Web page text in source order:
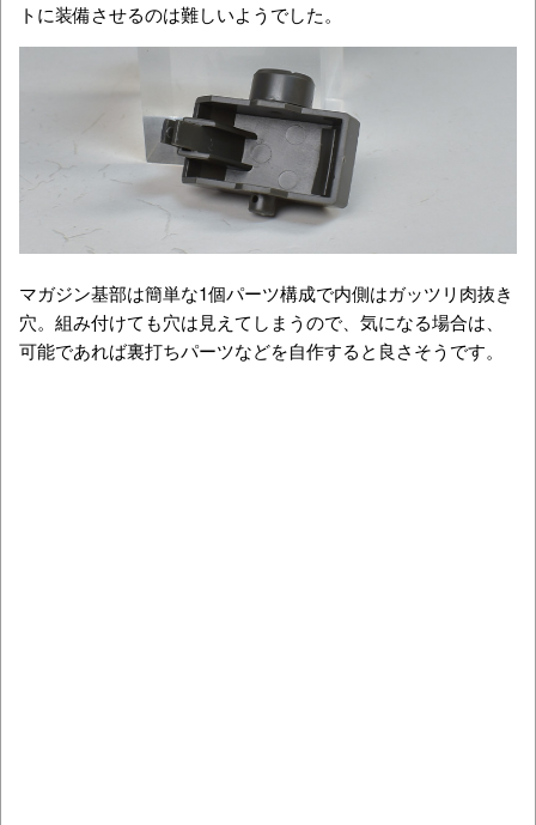
トに装備させるのは難しいようでした。
マガジン基部は簡単な1個パーツ構成で内側はガッツリ肉抜き
穴。組み付けても穴は見えてしまうので、気になる場合は、
可能であれば裏打ちパーツなどを自作すると良さそうです。